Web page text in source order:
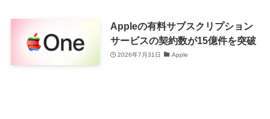
Appleの有料サブスクリプション
サービスの契約数が15億件を突破
2026年7月31日 Apple